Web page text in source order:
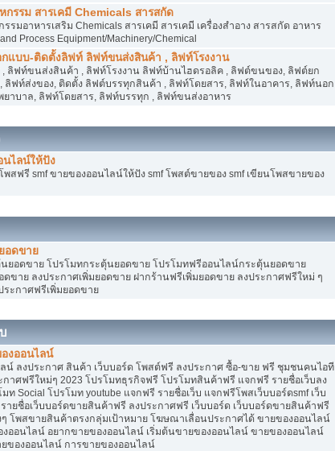
รรม สารเคมี Chemicals สารสกัด
มอาหารเสริม Chemicals สารเคมี สารเคมี เครื่องสำอาง สารสกัด อาหาร
Process Equipment/Machinery/Chemical
แบบ-ติดตั้งลิฟท์ ลิฟท์ขนส่งสินค้า , ลิฟท์โรงงาน
, ลิฟท์ขนส่งสินค้า , ลิฟท์โรงงาน ลิฟท์บ้านไฮดรอลิค , ลิฟต์ขนของ, ลิฟต์ยก
ลิฟท์ส่งของ, ติดตั้ง ลิฟต์บรรทุกสินค้า , ลิฟท์โดยสาร, ลิฟท์ในอาคาร, ลิฟท์นอก
ยาบาล, ลิฟท์โดยสาร, ลิฟท์บรรทุก , ลิฟท์ขนส่งอาหาร
ไลน์ให้ปัง
พสฟรี smf ขายของออนไลน์ให้ปัง smf โพสต์ขายของ smf เขียนโพสขายของ
อดขาย
ยอดขาย โปรโมทกระตุ้นยอดขาย โปรโมทฟรีออนไลน์กระตุ้นยอดขาย
ดขาย ลงประกาศเพิ่มยอดขาย ฝากร้านฟรีเพิ่มยอดขาย ลงประกาศฟรีใหม่ ๆ
ระกาศฟรีเพิ่มยอดขาย
งออนไลน์
น์ ลงประกาศ สินค้า เว็บบอร์ด โพสต์ฟรี ลงประกาศ ซื้อ-ขาย ฟรี ชุมชนคนไอที
าศฟรีใหม่ๆ 2023 โปรโมทธุรกิจฟรี โปรโมทสินค้าฟรี แจกฟรี รายชื่อเว็บลง
ท Social โปรโมท youtube แจกฟรี รายชื่อเว็บ แจกฟรีโพสเว็บบอร์ดsmf เว็บ
ายชื่อเว็บบอร์ดขายสินค้าฟรี ลงประกาศฟรี เว็บบอร์ด เว็บบอร์ดขายสินค้าฟรี
ๆ โพสขายสินค้าตรงกลุ่มเป้าหมาย โฆษณาเลื่อนประกาศได้ ขายของออนไลน์
ออนไลน์ อยากขายของออนไลน์ เริ่มต้นขายของออนไลน์ ขายของออนไลน์
ยของออนไลน์ การขายของออนไลน์